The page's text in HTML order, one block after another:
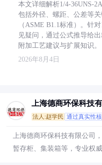
本文详细解析1/4-36UNS-
包括外径、螺距、公差等
（ASME B1.1标准）。针
见疑问，通过公式推导给
附加工艺建议与扩展知识。
2026年8月4日
上海德商环保科技
法人:赵学民 通过真实性
上海德商环保科技有限公司
暂存柜、集装箱等，专业权威